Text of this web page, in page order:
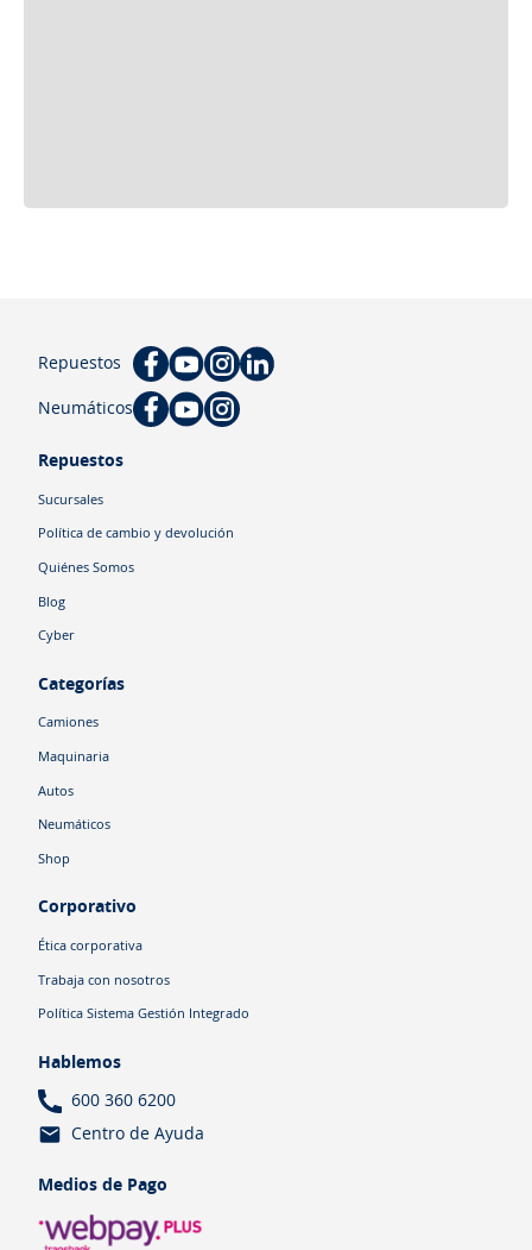
Repuestos
Neumáticos
Repuestos
Sucursales
Política de cambio y devolución
Quiénes Somos
Blog
Cyber
Categorías
Camiones
Maquinaria
Autos
Neumáticos
Shop
Corporativo
Ética corporativa
Trabaja con nosotros
Política Sistema Gestión Integrado
Hablemos
600 360 6200
Centro de Ayuda
Medios de Pago